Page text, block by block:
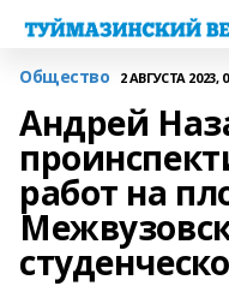
Общество 2 АВГУСТА 2023,
Андрей
работ на